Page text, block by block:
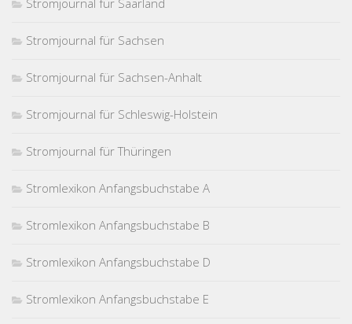
Stromjournal für Sachsen
Stromjournal für Sachsen-Anhalt
Stromjournal für Schleswig-Holstein
Stromjournal für Thüringen
Stromlexikon Anfangsbuchstabe A
Stromlexikon Anfangsbuchstabe B
Stromlexikon Anfangsbuchstabe D
Stromlexikon Anfangsbuchstabe E